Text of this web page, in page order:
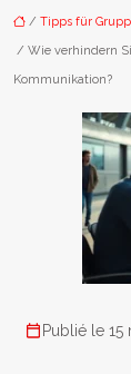
/ Tipps für
/ Wie verhindern
Kommunikation?
Publié le 15